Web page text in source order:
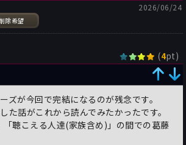
除希望
2026/06/24
(4pt)
ズが今回で完結になるのが残念です。
た話がこれから読んでみたかったです。
聴こえる人達(家族含め)」の間での葛藤